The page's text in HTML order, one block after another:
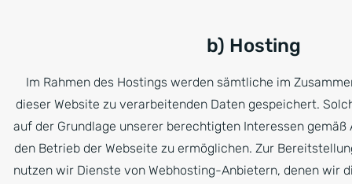
b) Hosting
Im Rahmen des Hostings werden sämtliche im
dieser Website zu verarbeitenden Daten gespeichert.
auf der Grundlage unserer berechtigten Interessen gemäß
den Betrieb der Webseite zu ermöglichen. Zur
nutzen wir Dienste von Webhosting-Anbietern, denen wir